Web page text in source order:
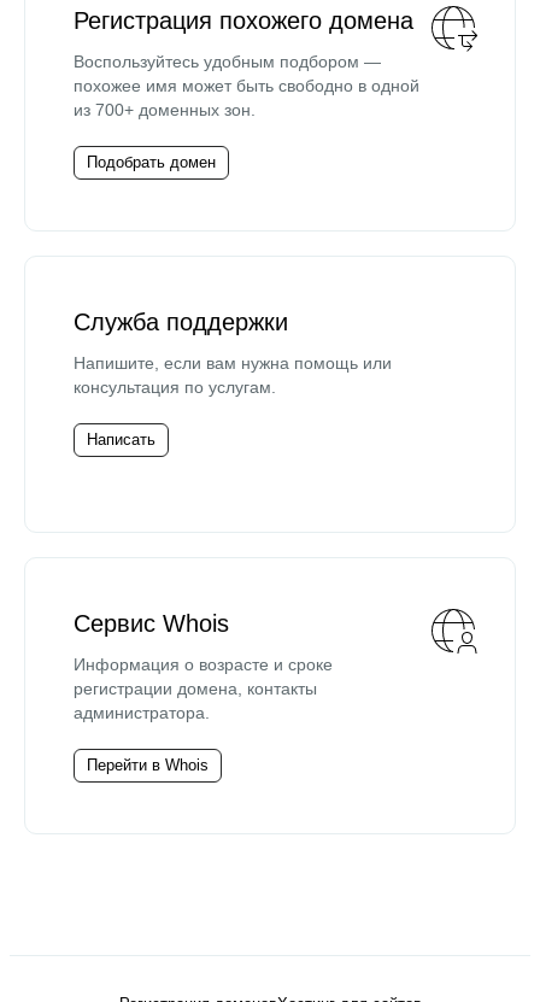
Регистрация похожего домена
Воспользуйтесь удобным подбором —
похожее имя может быть свободно в одной
из 700+ доменных зон.
Подобрать домен
Служба поддержки
Напишите, если вам нужна помощь или
консультация по услугам.
Написать
Сервис Whois
Информация о возрасте и сроке
регистрации домена, контакты
администратора.
Перейти в Whois